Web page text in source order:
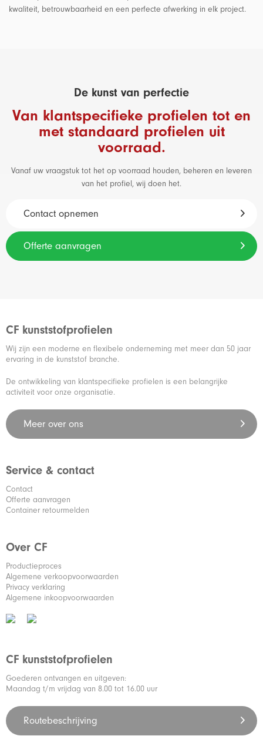
kwaliteit, betrouwbaarheid en een perfecte afwerking in elk project.
De kunst van perfectie
Van klantspecifieke profielen tot en
met standaard profielen uit
voorraad.
Vanaf uw vraagstuk tot het op voorraad houden, beheren en leveren
van het profiel, wij doen het.
Contact opnemen
Offerte aanvragen
CF kunststofprofielen
Wij zijn een moderne en flexibele onderneming met meer dan 50 jaar
ervaring in de kunststof branche.
De ontwikkeling van klantspecifieke profielen is een belangrijke
activiteit voor onze organisatie.
Meer over ons
Service & contact
Contact
Offerte aanvragen
Container retourmelden
Over CF
Productieproces
Algemene verkoopvoorwaarden
Privacy verklaring
Algemene inkoopvoorwaarden
CF kunststofprofielen
Goederen ontvangen en uitgeven:
Maandag t/m vrijdag van 8.00 tot 16.00 uur
Routebeschrijving